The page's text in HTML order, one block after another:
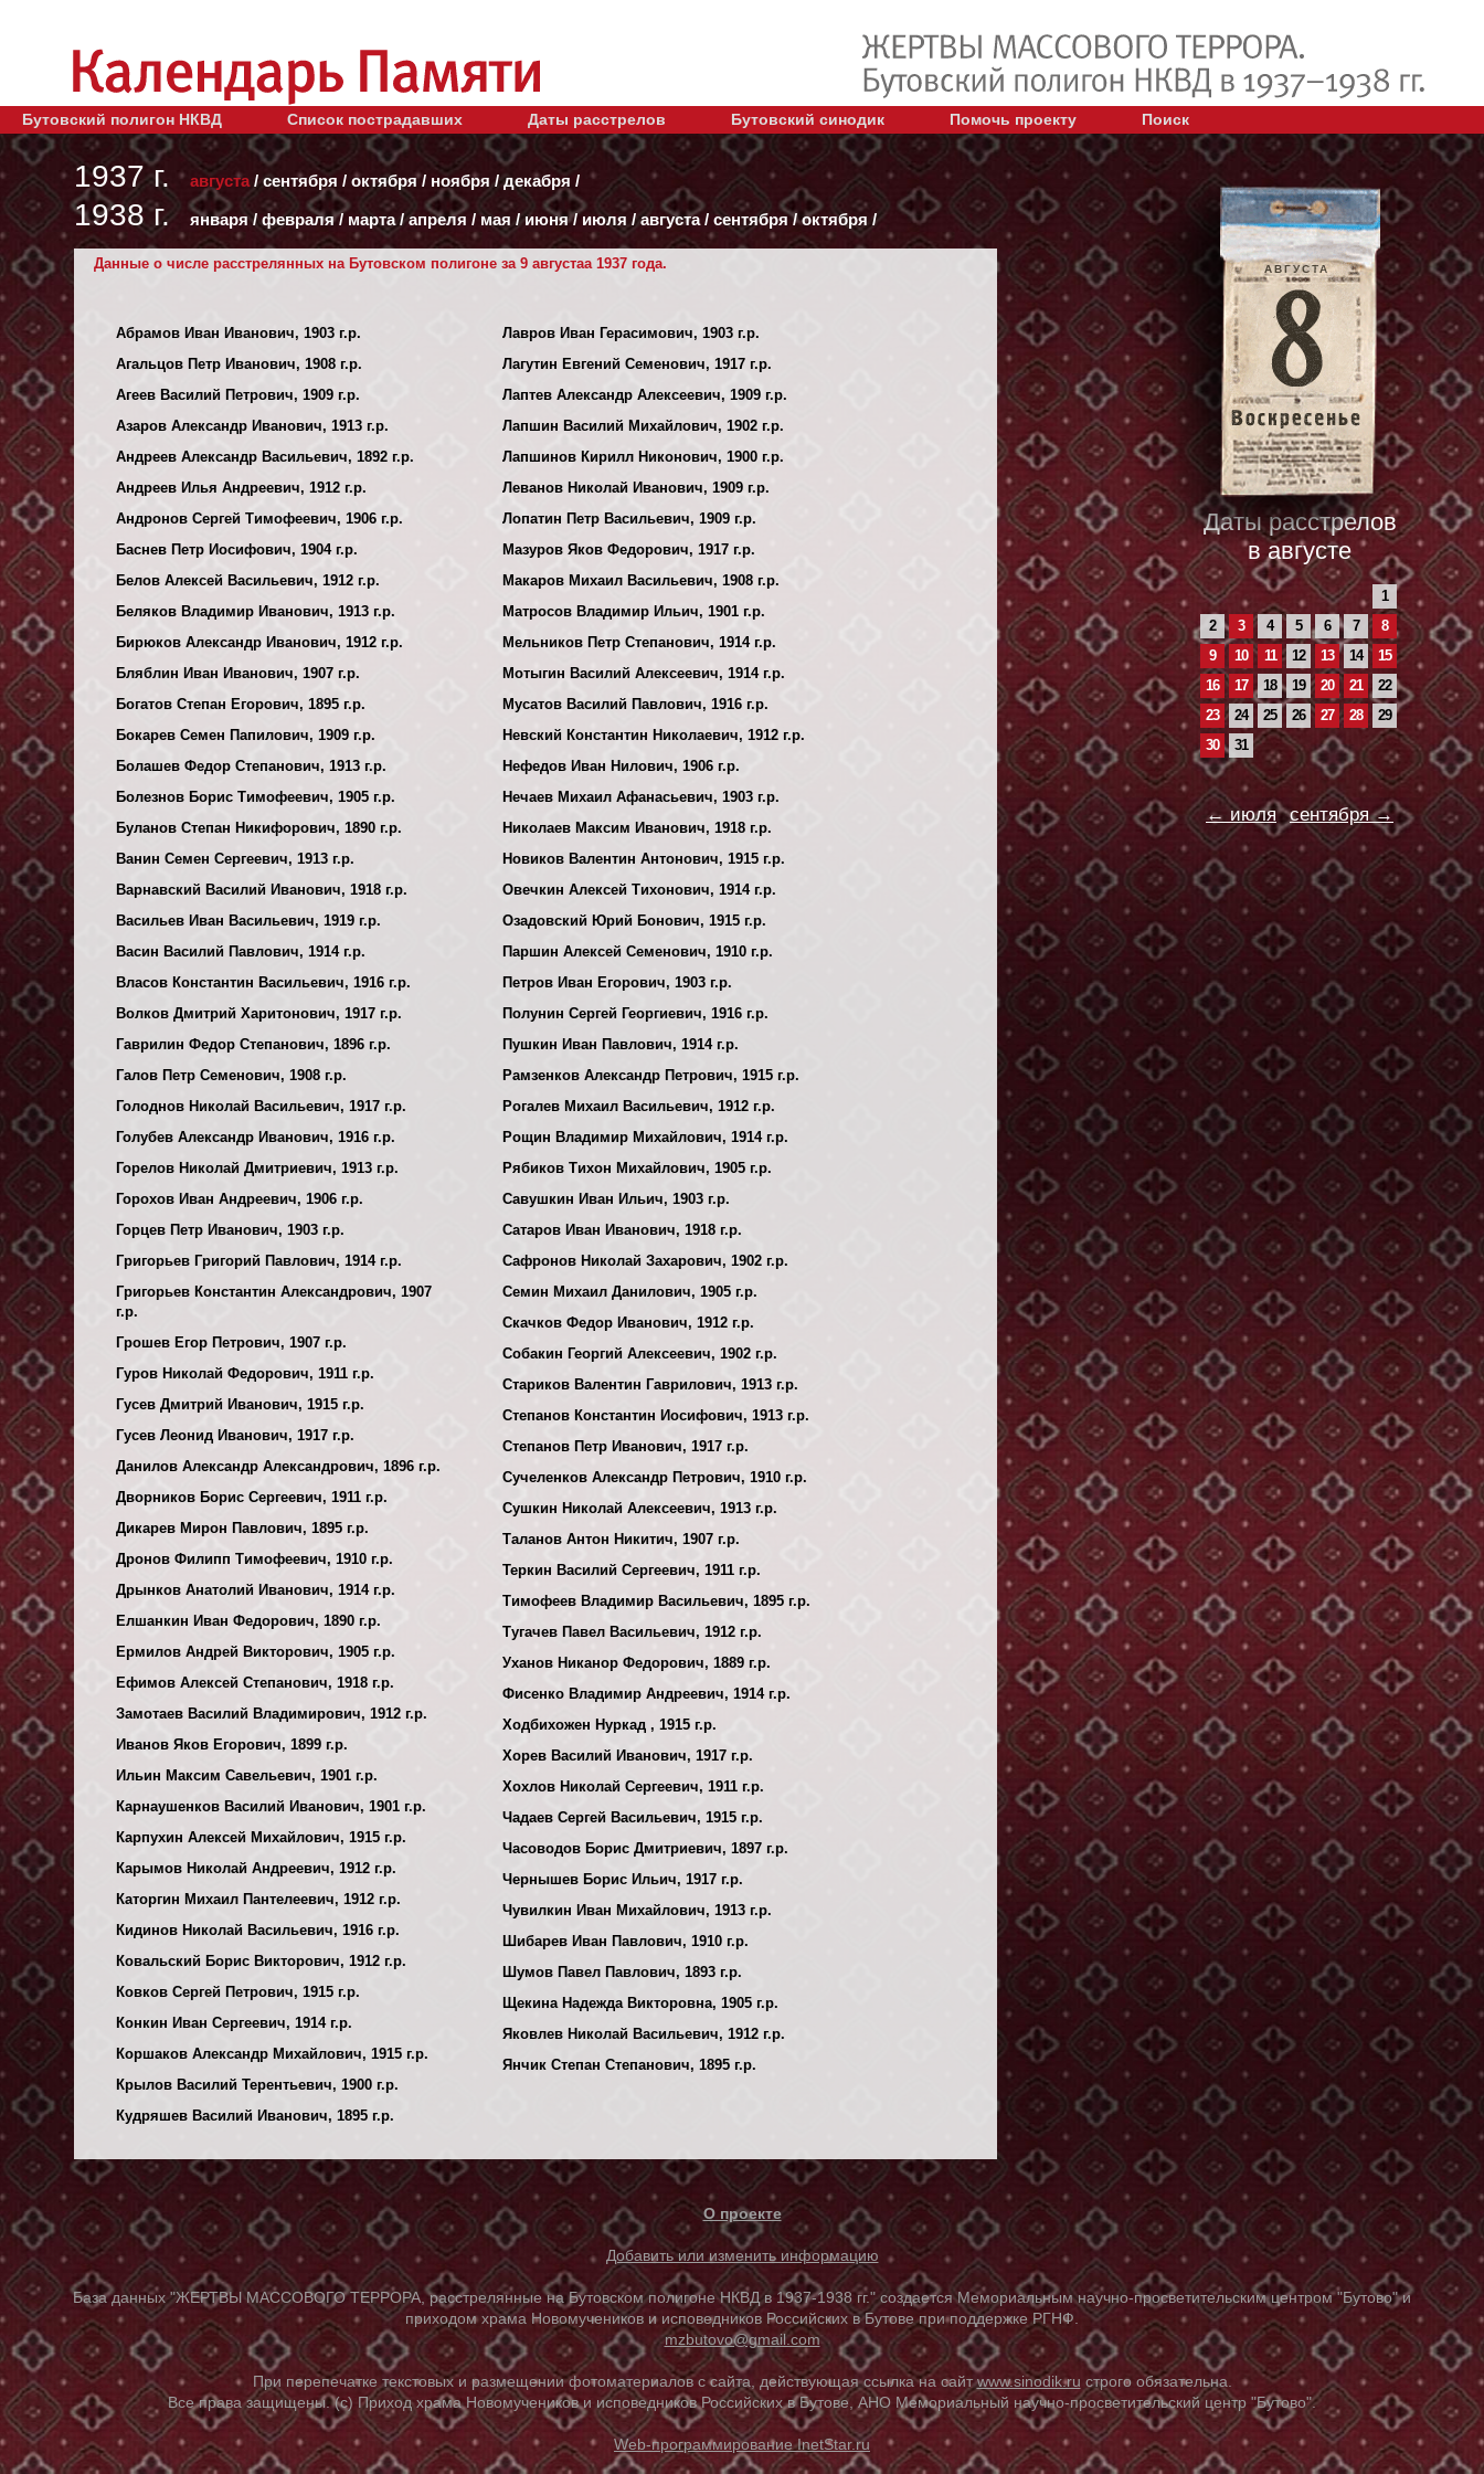
Бутовский полигон НКВД Список пострадавших Даты расстрелов Бутовский синодик Помочь проекту Поиск
1937 г. августа/сентября / октября/ ноября /декабря /
1938 г. января/февраля/ марта/апреля / мая /июня/июля /августа/ сентября/октября /
Данные о числе расстрелянных на Бутовском полигоне за 9 августаа 1937 года.
Абрамов Иван Иванович, 1903 г.р.
Агальцов Петр Иванович, 1908 г.р.
Агеев Василий Петрович, 1909 г.р.
Азаров Александр Иванович, 1913 г.р.
Андреев Александр Васильевич, 1892 г.р.
Андреев Илья Андреевич, 1912 г.р.
Андронов Сергей Тимофеевич, 1906 г.р.
Баснев Петр Иосифович, 1904 г.р.
Белов Алексей Васильевич, 1912 г.р.
Беляков Владимир Иванович, 1913 г.р.
Бирюков Александр Иванович, 1912 г.р.
Бляблин Иван Иванович, 1907 г.р.
Богатов Степан Егорович, 1895 г.р.
Бокарев Семен Папилович, 1909 г.р.
Болашев Федор Степанович, 1913 г.р.
Болезнов Борис Тимофеевич, 1905 г.р.
Буланов Степан Никифорович, 1890 г.р.
Ванин Семен Сергеевич, 1913 г.р.
Варнавский Василий Иванович, 1918 г.р.
Васильев Иван Васильевич, 1919 г.р.
Васин Василий Павлович, 1914 г.р.
Власов Константин Васильевич, 1916 г.р.
Волков Дмитрий Харитонович, 1917 г.р.
Гаврилин Федор Степанович, 1896 г.р.
Галов Петр Семенович, 1908 г.р.
Голоднов Николай Васильевич, 1917 г.р.
Голубев Александр Иванович, 1916 г.р.
Горелов Николай Дмитриевич, 1913 г.р.
Горохов Иван Андреевич, 1906 г.р.
Горцев Петр Иванович, 1903 г.р.
Григорьев Григорий Павлович, 1914 г.р.
Григорьев Константин Александрович, 1907
г.р.
Грошев Егор Петрович, 1907 г.р.
Гуров Николай Федорович, 1911 г.р.
Гусев Дмитрий Иванович, 1915 г.р.
Гусев Леонид Иванович, 1917 г.р.
Данилов Александр Александрович, 1896 г.р.
Дворников Борис Сергеевич, 1911 г.р.
Дикарев Мирон Павлович, 1895 г.р.
Дронов Филипп Тимофеевич, 1910 г.р.
Дрынков Анатолий Иванович, 1914 г.р.
Елшанкин Иван Федорович, 1890 г.р.
Ермилов Андрей Викторович, 1905 г.р.
Ефимов Алексей Степанович, 1918 г.р.
Замотаев Василий Владимирович, 1912 г.р.
Иванов Яков Егорович, 1899 г.р.
Ильин Максим Савельевич, 1901 г.р.
Карнаушенков Василий Иванович, 1901 г.р.
Карпухин Алексей Михайлович, 1915 г.р.
Карымов Николай Андреевич, 1912 г.р.
Каторгин Михаил Пантелеевич, 1912 г.р.
Кидинов Николай Васильевич, 1916 г.р.
Ковальский Борис Викторович, 1912 г.р.
Ковков Сергей Петрович, 1915 г.р.
Конкин Иван Сергеевич, 1914 г.р.
Коршаков Александр Михайлович, 1915 г.р.
Крылов Василий Терентьевич, 1900 г.р.
Кудряшев Василий Иванович, 1895 г.р.
Лавров Иван Герасимович, 1903 г.р.
Лагутин Евгений Семенович, 1917 г.р.
Лаптев Александр Алексеевич, 1909 г.р.
Лапшин Василий Михайлович, 1902 г.р.
Лапшинов Кирилл Никонович, 1900 г.р.
Леванов Николай Иванович, 1909 г.р.
Лопатин Петр Васильевич, 1909 г.р.
Мазуров Яков Федорович, 1917 г.р.
Макаров Михаил Васильевич, 1908 г.р.
Матросов Владимир Ильич, 1901 г.р.
Мельников Петр Степанович, 1914 г.р.
Мотыгин Василий Алексеевич, 1914 г.р.
Мусатов Василий Павлович, 1916 г.р.
Невский Константин Николаевич, 1912 г.р.
Нефедов Иван Нилович, 1906 г.р.
Нечаев Михаил Афанасьевич, 1903 г.р.
Николаев Максим Иванович, 1918 г.р.
Новиков Валентин Антонович, 1915 г.р.
Овечкин Алексей Тихонович, 1914 г.р.
Озадовский Юрий Бонович, 1915 г.р.
Паршин Алексей Семенович, 1910 г.р.
Петров Иван Егорович, 1903 г.р.
Полунин Сергей Георгиевич, 1916 г.р.
Пушкин Иван Павлович, 1914 г.р.
Рамзенков Александр Петрович, 1915 г.р.
Рогалев Михаил Васильевич, 1912 г.р.
Рощин Владимир Михайлович, 1914 г.р.
Рябиков Тихон Михайлович, 1905 г.р.
Савушкин Иван Ильич, 1903 г.р.
Сатаров Иван Иванович, 1918 г.р.
Сафронов Николай Захарович, 1902 г.р.
Семин Михаил Данилович, 1905 г.р.
Скачков Федор Иванович, 1912 г.р.
Собакин Георгий Алексеевич, 1902 г.р.
Стариков Валентин Гаврилович, 1913 г.р.
Степанов Константин Иосифович, 1913 г.р.
Степанов Петр Иванович, 1917 г.р.
Сучеленков Александр Петрович, 1910 г.р.
Сушкин Николай Алексеевич, 1913 г.р.
Таланов Антон Никитич, 1907 г.р.
Теркин Василий Сергеевич, 1911 г.р.
Тимофеев Владимир Васильевич, 1895 г.р.
Тугачев Павел Васильевич, 1912 г.р.
Уханов Никанор Федорович, 1889 г.р.
Фисенко Владимир Андреевич, 1914 г.р.
Ходбихожен Нуркад , 1915 г.р.
Хорев Василий Иванович, 1917 г.р.
Хохлов Николай Сергеевич, 1911 г.р.
Чадаев Сергей Васильевич, 1915 г.р.
Часоводов Борис Дмитриевич, 1897 г.р.
Чернышев Борис Ильич, 1917 г.р.
Чувилкин Иван Михайлович, 1913 г.р.
Шибарев Иван Павлович, 1910 г.р.
Шумов Павел Павлович, 1893 г.р.
Щекина Надежда Викторовна, 1905 г.р.
Яковлев Николай Васильевич, 1912 г.р.
Янчик Степан Степанович, 1895 г.р.
АВГУСТА
Даты расстрелов
в августе
1
2
3 4 5 6 7
8
9
10 11 12 13 14
15
16
17 18 19 20 21
22
23
24 25 26 27 28
29
30
31
← июля сентября →
О проекте
Добавить или изменить информацию
База данных "ЖЕРТВЫ МАССОВОГО ТЕРРОРА, расстрелянные на Бутовском полигоне НКВД в 1937-1938 гг." создается Мемориальным научно-просветительским центром "Бутово" и
приходом храма Новомучеников и исповедников Российских в Бутове при поддержке РГНФ.
mzbutovo@gmail.com
При перепечатке текстовых и размещении фотоматериалов с сайта, действующая ссылка на сайтwww.sinodik.ru строго обязательна.
Все права защищены. (с) Приход храма Новомучеников и исповедников Российских в Бутове, АНО Мемориальный научно-просветительский центр "Бутово".
Web-программирование InetStar.ru